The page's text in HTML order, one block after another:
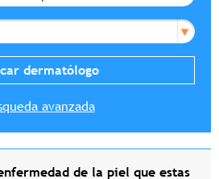
avanzada
de la piel que estas